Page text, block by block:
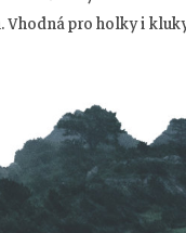
Vhodná pro holky i